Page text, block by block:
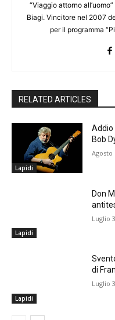
“Viaggio attorno
Biagi. Vincitore nel 2007
per il programma
RELATED ARTICLES
Lapidi
Addio
Bob
Agosto
Lapidi
Don
Luglio
Lapidi
di
Luglio